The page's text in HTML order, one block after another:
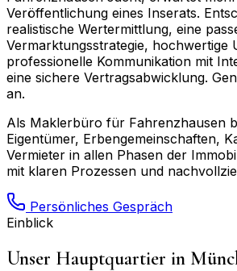
Veröffentlichung eines Inserats.
realistische Wertermittlung, eine
Vermarktungsstrategie, hochwertige
professionelle Kommunikation mit
eine sichere Vertragsabwicklung.
an.
Als Maklerbüro für Fahrenzhausen
Eigentümer, Erbengemeinschaften,
Vermieter in allen Phasen der
mit klaren Prozessen und
Persönliches Gespräch
Einblick
Unser Hauptquartier in